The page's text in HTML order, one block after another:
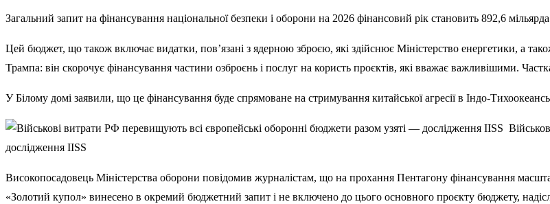
Загальний запит на фінансування національної безпеки і оборони на 2026 фінансовий рік становить 892,6
Цей бюджет, що також включає видатки, пов’язані з ядерною зброєю, які здійснює Міністерство енергетики, а
Трампа: він скорочує фінансування частини озброєнь і послуг на користь проєктів, які вважає важливішими.
У Білому домі заявили, що це фінансування буде спрямоване на стримування китайської агресії в Індо-
дослідження IISS
Високопосадовець Міністерства оборони повідомив журналістам, що на прохання Пентагону фінансування
«Золотий купол» винесено в окремий бюджетний запит і не включено до цього основного проєкту бюджету,